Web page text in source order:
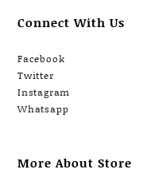
Connect With Us
Facebook
Twitter
Instagram
Whatsapp
More About Store